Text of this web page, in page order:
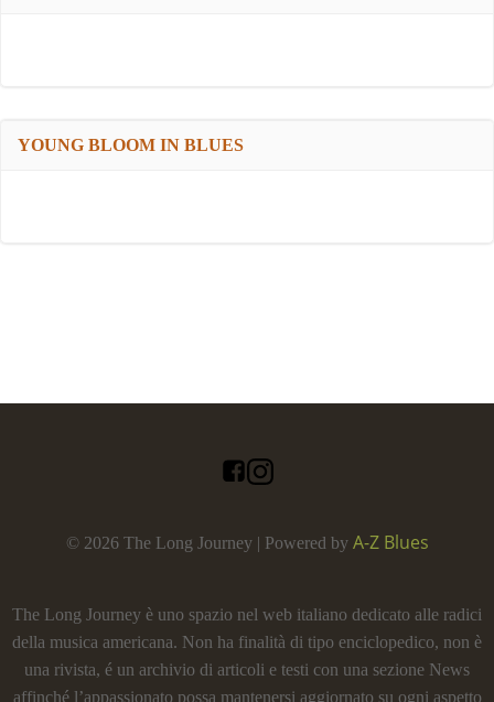
YOUNG BLOOM IN BLUES
© 2026 The Long Journey | Powered by A-Z Blues
The Long Journey è uno spazio nel web italiano dedicato alle radici
della musica americana. Non ha finalità di tipo enciclopedico, non è
una rivista, é un archivio di articoli e testi con una sezione News
affinché l’appassionato possa mantenersi aggiornato su ogni aspetto